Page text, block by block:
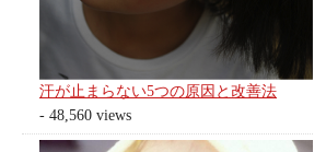
汗が止まらない5つの原因と改善法
- 48,560 views